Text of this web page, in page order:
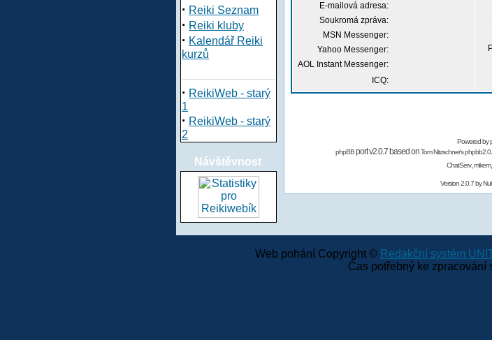
· Reiki Seznam
· Reiki kluby
· Kalendář Reiki
kurzů
· ReikiWeb - starý
1
· ReikiWeb - starý
2
Návštěvnost
E-mailová adresa:
Soukromá zpráva:
MSN Messenger:
Yahoo Messenger:
AOL Instant Messenger:
ICQ:
Powered by
phpBBport v2.0.7 based onTom Nitzschner's
ChatServ,mikem,
Version 2.0.7 by
Web pohání Copyright © Redakční systém
Čas potřebný ke zpracování